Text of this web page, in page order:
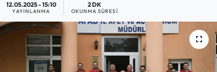
12.05.2025 - 15:10
YAYINLANMA
2 DK
OKUNMA SÜRESI